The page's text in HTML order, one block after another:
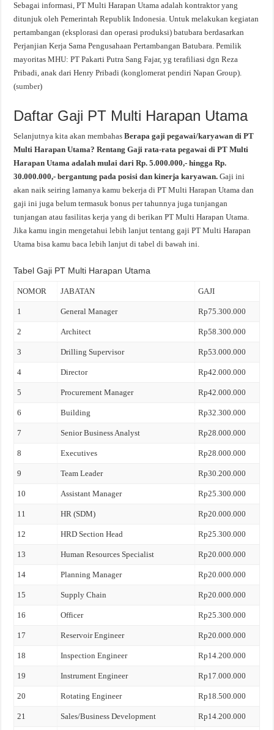
Sebagai informasi, PT Multi Harapan Utama adalah kontraktor yang
ditunjuk oleh Pemerintah Republik Indonesia. Untuk melakukan kegiatan
pertambangan (eksplorasi dan operasi produksi) batubara berdasarkan
Perjanjian Kerja Sama Pengusahaan Pertambangan Batubara. Pemilik
mayoritas MHU: PT Pakarti Putra Sang Fajar, yg terafiliasi dgn Reza
Pribadi, anak dari Henry Pribadi (konglomerat pendiri Napan Group).
(sumber)
Daftar Gaji PT Multi Harapan Utama
Selanjutnya kita akan membahasBerapa gaji pegawai/karyawan di PT
Multi Harapan Utama? Rentang Gaji rata-rata pegawai di PT Multi
Harapan Utama adalah mulai dari Rp. 5.000.000,- hingga Rp.
30.000.000,- bergantung pada posisi dan kinerja karyawan.Gaji ini
akan naik seiring lamanya kamu bekerja di PT Multi Harapan Utama dan
gaji ini juga belum termasuk bonus per tahunnya juga tunjangan
tunjangan atau fasilitas kerja yang di berikan PT Multi Harapan Utama.
Jika kamu ingin mengetahui lebih lanjut tentang gaji PT Multi Harapan
Utama bisa kamu baca lebih lanjut di tabel di bawah ini.
Tabel Gaji PT Multi Harapan Utama
NOMOR JABATAN GAJI
1 General Manager Rp75.300.000
2 Architect Rp58.300.000
3 Drilling Supervisor Rp53.000.000
4 Director Rp42.000.000
5 Procurement Manager Rp42.000.000
6 Building Rp32.300.000
7 Senior Business Analyst Rp28.000.000
8 Executives Rp28.000.000
9 Team Leader Rp30.200.000
10 Assistant Manager Rp25.300.000
11 HR (SDM) Rp20.000.000
12 HRD Section Head Rp25.300.000
13 Human Resources Specialist Rp20.000.000
14 Planning Manager Rp20.000.000
15 Supply Chain Rp20.000.000
16 Officer Rp25.300.000
17 Reservoir Engineer Rp20.000.000
18 Inspection Engineer Rp14.200.000
19 Instrument Engineer Rp17.000.000
20 Rotating Engineer Rp18.500.000
21 Sales/Business Development Rp14.200.000